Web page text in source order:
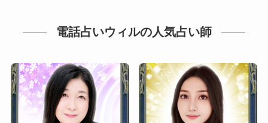
電話占いウィルの人気占い師